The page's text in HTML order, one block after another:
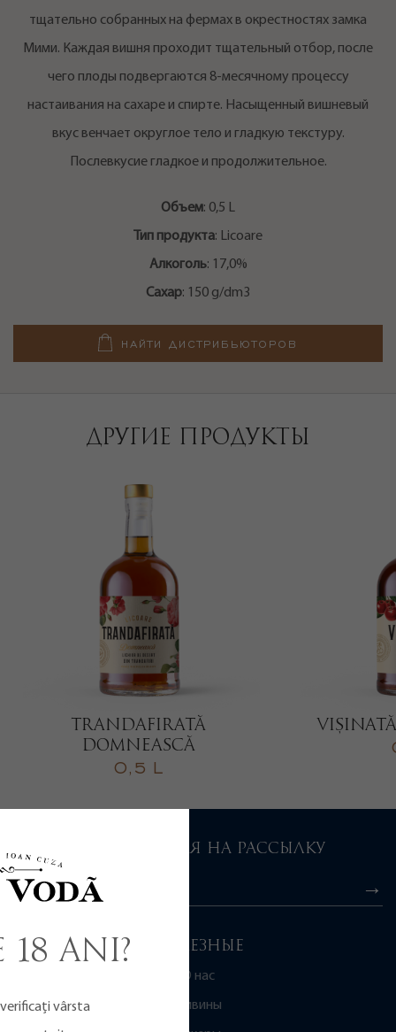
тщательно собранных на фермах в окрестностях замка
Мими. Каждая вишня проходит тщательный отбор, после
чего плоды подвергаются 8-месячному процессу
настаивания на сахаре и спирте. Насыщенный вишневый
вкус венчает округлое тело и гладкую текстуру.
Послевкусие гладкое и продолжительное.
Объем: 0,5 L
Тип продукта: Licoare
Алкоголь: 17,0%
Сахар: 150 g/dm3
НАЙТИ ДИСТРИБЬЮТОРОВ
ДРУГИЕ ПРОДУКТЫ
TRANDAFIRATĂ
DOMNEASCĂ
0,5 L
18 ani?
vârsta
ПОЛЕЗНЫЕ
О нас
Дивины
ПОДПИСАТЬСЯ НА РАССЫЛКУ